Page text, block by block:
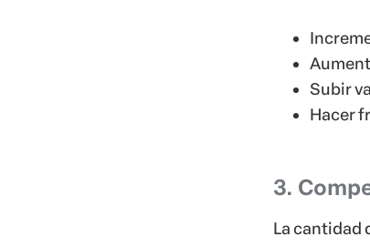
Subir
Hacer
3.
La cantidad